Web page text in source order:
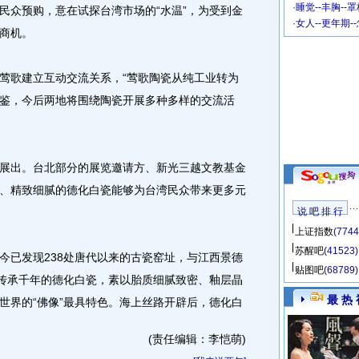
众预购，意在试探台湾市场的“水温”，为受到金
机。
建立互动交流关系，“莺歌陶瓷从纯工业转为
，今后两地将围绕陶瓷开展多种多样的交流活
。台北部分的展览邀请方、新光三越文教基金
精致细腻的德化白瓷能够为台湾民众带来更多元
发现238处唐代以来的古瓷窑址，与江西景德
承千年的德化白瓷，素以胎质细腻致密、釉层晶
界的“佛像”最具特色。海上丝路开辟后，德化白
(责任编辑：李恺萌)
·睡觉--丰胸--
·女人--更年期--
说 吧 排 行
上证指数
苏醒吧(41523)
贴图吧(68789)
最 热